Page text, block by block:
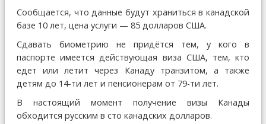
Сообщается, что данные будут храниться в канадской
базе 10 лет, цена услуги — 85 долларов США.
Сдавать биометрию не придётся тем, у кого в
паспорте имеется действующая виза США, тем, кто
едет или летит через Канаду транзитом, а также
детям до 14-ти лет и пенсионерам от 79-ти лет.
В настоящий момент получение визы Канады
обходится русским в сто канадских долларов.